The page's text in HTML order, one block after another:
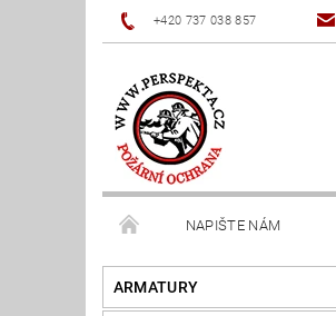
+420 737 038 857
NAPIŠTE NÁM
ARMATURY